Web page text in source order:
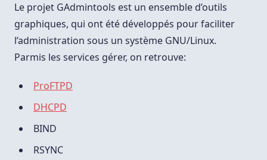
Le projet GAdmintools est un ensemble d’outils
graphiques, qui ont été développés pour faciliter
l’administration sous un système GNU/Linux.
Parmis les services gérer, on retrouve:
ProFTPD
DHCPD
BIND
RSYNC